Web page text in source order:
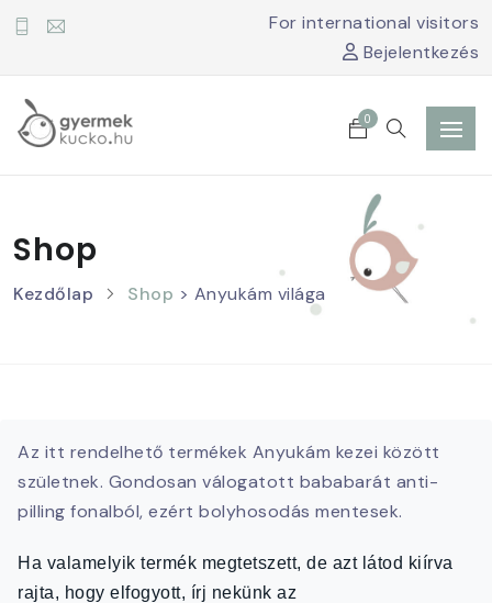
For international visitors
Bejelentkezés
0
Shop
Kezdőlap Shop > Anyukám világa
Az itt rendelhető termékek Anyukám kezei között
születnek. Gondosan válogatott bababarát anti-
pilling fonalból, ezért bolyhosodás mentesek.
Ha valamelyik termék megtetszett, de azt látod kiírva
rajta, hogy elfogyott, írj nekünk az